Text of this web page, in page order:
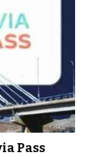
Pass